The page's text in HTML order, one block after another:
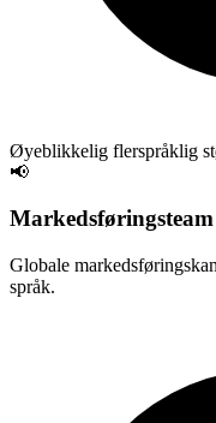
Øyeblikkelig flerspråklig
📢
Markedsføringsteam
Globale
språk.